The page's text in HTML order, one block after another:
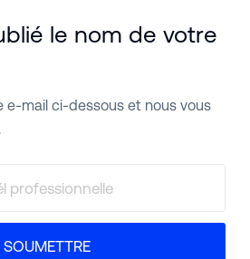
le nom de votre
e-mail ci-dessous et nous vous
SOUMETTRE